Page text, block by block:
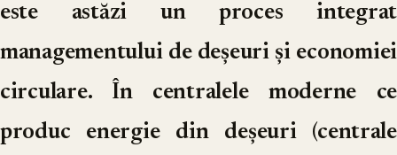
este astăzi un proces integrat
managementului de deșeuri și economiei
circulare. În centralele moderne ce
produc energie din deșeuri (centrale